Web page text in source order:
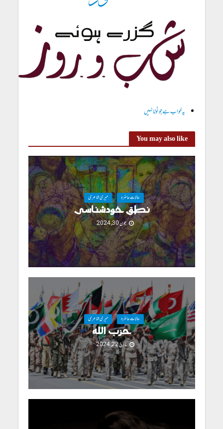
یہ خواب ہے جو ٹوٹا نہیں
You may also like
حالاتِ حاضرہ میری شاعری
نطق خودشناسی
جون 30, 2024
حالاتِ حاضرہ میری شاعری
حزب اللہ
مارچ 22, 2024